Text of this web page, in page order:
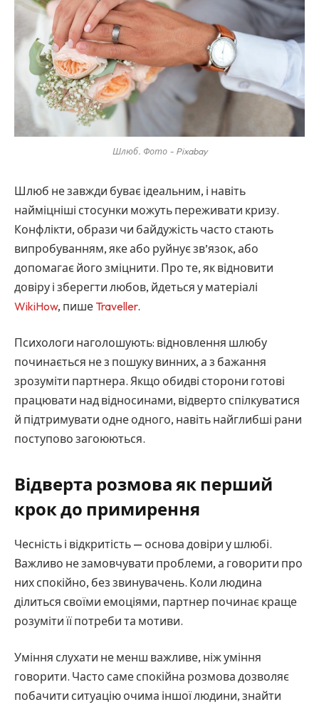
Шлюб. Фото - Pixabay
Шлюб не завжди буває ідеальним, і навіть
найміцніші стосунки можуть переживати кризу.
Конфлікти, образи чи байдужість часто стають
випробуванням, яке або руйнує зв’язок, або
допомагає його зміцнити. Про те, як відновити
довіру і зберегти любов, йдеться у матеріалі
WikiHow, пише Traveller.
Психологи наголошують: відновлення шлюбу
починається не з пошуку винних, а з бажання
зрозуміти партнера. Якщо обидві сторони готові
працювати над відносинами, відверто спілкуватися
й підтримувати одне одного, навіть найглибші рани
поступово загоюються.
Відверта розмова як перший
крок до примирення
Чесність і відкритість — основа довіри у шлюбі.
Важливо не замовчувати проблеми, а говорити про
них спокійно, без звинувачень. Коли людина
ділиться своїми емоціями, партнер починає краще
розуміти її потреби та мотиви.
Уміння слухати не менш важливе, ніж уміння
говорити. Часто саме спокійна розмова дозволяє
побачити ситуацію очима іншої людини, знайти